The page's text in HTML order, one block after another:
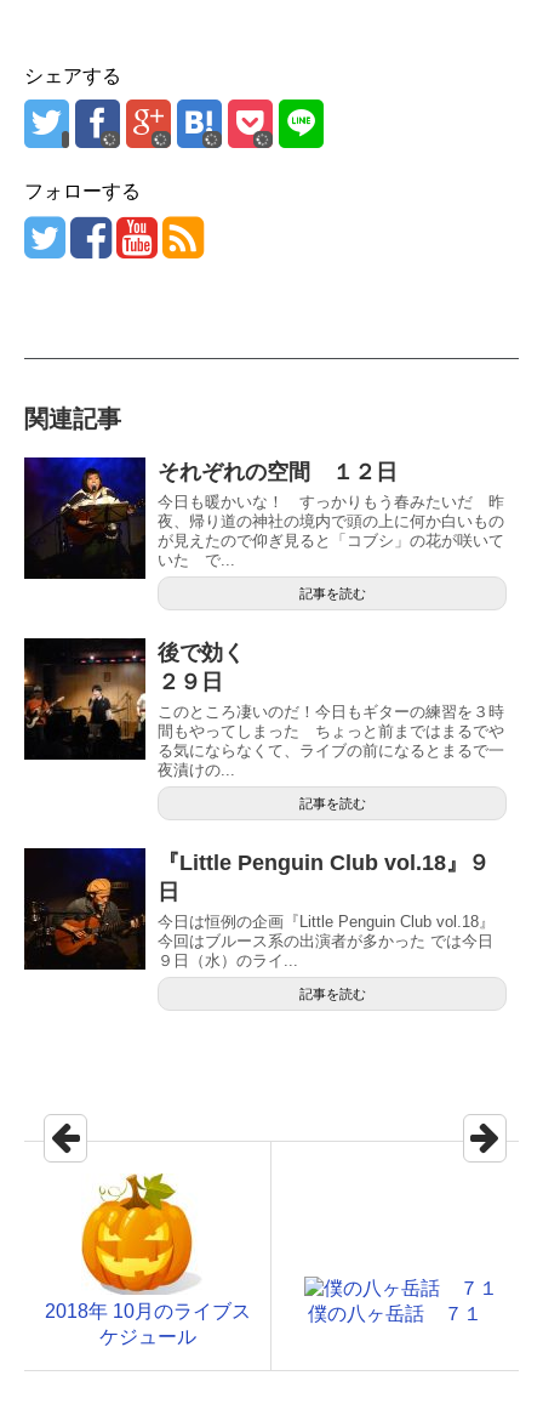
シェアする
フォローする
関連記事
それぞれの空間 １２日
今日も暖かいな！ すっかりもう春みたいだ 昨
夜、帰り道の神社の境内で頭の上に何か白いもの
が見えたので仰ぎ見ると「コブシ」の花が咲いて
いた で...
記事を読む
後で効く
２９日
このところ凄いのだ！今日もギターの練習を３時
間もやってしまった ちょっと前まではまるでや
る気にならなくて、ライブの前になるとまるで一
夜漬けの...
記事を読む
『Little Penguin Club vol.18』９
日
今日は恒例の企画『Little Penguin Club vol.18』
今回はブルース系の出演者が多かった では今日
９日（水）のライ...
記事を読む
2018年 10月のライブス
ケジュール
僕の八ヶ岳話 ７１